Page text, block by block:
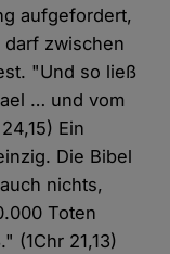
aufgefordert,
zwischen
"Und so ließ
… und vom
Ein
Die Bibel
nichts,
Toten
(1Chr 21,13)